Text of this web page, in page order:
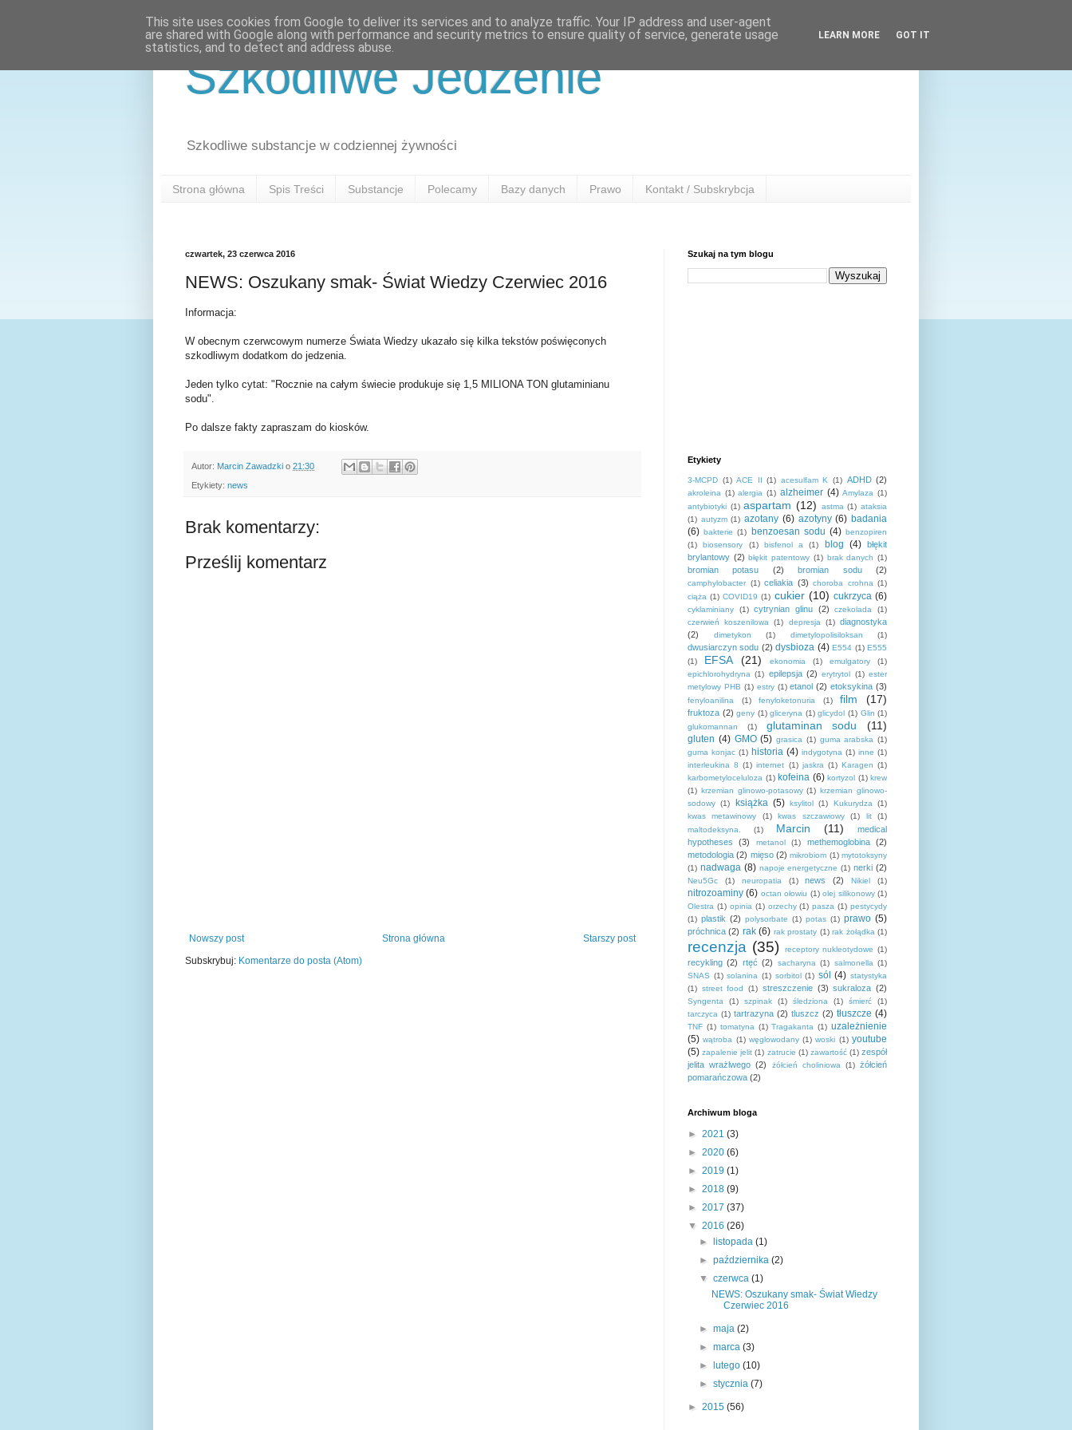
Szkodliwe Jedzenie
Szkodliwe substancje w codziennej żywności
Strona główna Spis Treści Substancje Polecamy Bazy danych Prawo Kontakt / Subskrybcja
czwartek, 23 czerwca 2016
NEWS: Oszukany smak- Świat Wiedzy Czerwiec 2016
Informacja:
W obecnym czerwcowym numerze Świata Wiedzy ukazało się kilka tekstów poświęconych
szkodliwym dodatkom do jedzenia.
Jeden tylko cytat: "Rocznie na całym świecie produkuje się 1,5 MILIONA TON glutaminianu
sodu".
Po dalsze fakty zapraszam do kiosków.
Autor: Marcin Zawadzki o 21:30
Etykiety: news
Brak komentarzy:
Prześlij komentarz
Nowszy post Starszy post
Strona główna
Subskrybuj: Komentarze do posta (Atom)
Szukaj na tym blogu
Etykiety
3-MCPD (1) ACE II (1) acesulfam K (1) ADHD (2)
akroleina (1) alergia (1) alzheimer (4) Amylaza (1)
antybiotyki (1) aspartam (12) astma (1) ataksia
(1) autyzm (1) azotany (6) azotyny (6) badania
(6) bakterie (1) benzoesan sodu (4) benzopiren
(1)
biosensory (1) bisfenol a (1) blog (4)
błękit
brylantowy (2) błękit patentowy (1) brak danych (1)
bromian potasu (2) bromian sodu (2)
camphylobacter (1) celiakia (3) choroba crohna (1)
ciąża (1) COVID19 (1) cukier (10) cukrzyca (6)
cyklaminiany (1) cytrynian glinu (2) czekolada
(1)
czerwień koszenilowa
(1) depresja (1) diagnostyka
(2)
dimetykon (1) dimetylopolisiloksan (1)
dwusiarczyn sodu (2) dysbioza (4) E554 (1) E555
(1)
EFSA (21) ekonomia (1) emulgatory
(1)
epichlorohydryna (1) epilepsja (2) erytrytol (1) ester
metylowy PHB (1) estry (1) etanol (2) etoksykina (3)
fenyloanilina (1) fenyloketonuria (1) film (17)
fruktoza (2) geny (1) gliceryna (1) glicydol (1) Glin (1)
glukomannan
(1) glutaminan sodu (11)
gluten (4) GMO (5) grasica (1) guma arabska (1)
guma konjac (1) historia (4) indygotyna (1) inne (1)
interleukina 8 (1) internet (1) jaskra (1) Karagen (1)
karbometyloceluloza (1) kofeina (6) kortyzol (1) krew
(1) krzemian glinowo-potasowy (1) krzemian glinowo-
sodowy (1) książka (5) ksylitol (1) Kukurydza
(1)
kwas metawinowy
(1) kwas szczawiowy (1) lit
(1)
maltodeksyna.
(1) Marcin (11)
medical
hypotheses
(3) metanol (1) methemoglobina
(2)
metodologia (2) mięso (2) mikrobiom (1) mytotoksyny
(1) nadwaga (8) napoje energetyczne (1) nerki (2)
Neu5Gc (1) neuropatia (1) news (2) Nikiel (1)
nitrozoaminy (6) octan ołowiu (1) olej silikonowy (1)
Olestra (1) opinia (1) orzechy (1) pasza (1) pestycydy
(1) plastik (2) polysorbate (1) potas (1) prawo (5)
próchnica (2) rak (6) rak prostaty (1) rak żołądka (1)
recenzja (35) receptory nukleotydowe (1)
recykling (2) rtęć (2) sacharyna (1) salmonella (1)
SNAS (1) solanina (1) sorbitol (1) sól (4) statystyka
(1) street food (1) streszczenie (3) sukraloza (2)
Syngenta (1) szpinak (1) śledziona (1) śmierć
(1)
tarczyca (1) tartrazyna (2) tluszcz (2) tłuszcze (4)
TNF (1) tomatyna (1) Tragakanta (1) uzależnienie
(5) wątroba (1) węglowodany (1) woski (1) youtube
(5) zapalenie jelit (1) zatrucie (1) zawartość (1) zespół
jelita wrażlwego (2) żółcień choliniowa (1) żółcień
pomarańczowa (2)
Archiwum bloga
► 2021 (3)
► 2020 (6)
► 2019 (1)
► 2018 (9)
► 2017 (37)
▼ 2016 (26)
►
listopada(1)
►października(2)
▼czerwca(1)
NEWS: Oszukany smak- Świat Wiedzy
Czerwiec 2016
►maja(2)
►marca(3)
►
lutego(10)
►stycznia(7)
► 2015 (56)
This site uses cookies from Google to deliver its services and to analyze traffic. Your IP address and user-agent
are shared with Google along with performance and security metrics to ensure quality of service, generate usage
statistics, and to detect and address abuse.
LEARN MORE GOT IT